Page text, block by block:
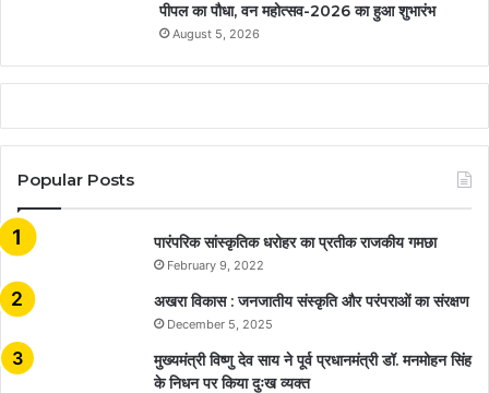
पीपल का पौधा, वन महोत्सव-2026 का हुआ शुभारंभ
August 5, 2026
Popular Posts
​​​​​​​पारंपरिक सांस्कृतिक धरोहर का प्रतीक राजकीय गमछा
February 9, 2022
अखरा विकास : जनजातीय संस्कृति और परंपराओं का संरक्षण
December 5, 2025
मुख्यमंत्री विष्णु देव साय ने पूर्व प्रधानमंत्री डॉ. मनमोहन सिंह
के निधन पर किया दुःख व्यक्त